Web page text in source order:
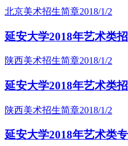
北京美术招生简章2018/1/2
延安大学2018年艺术类
陕西美术招生简章2018/1/2
延安大学2018年艺术类
陕西美术招生简章2018/1/2
延安大学2018年艺术类